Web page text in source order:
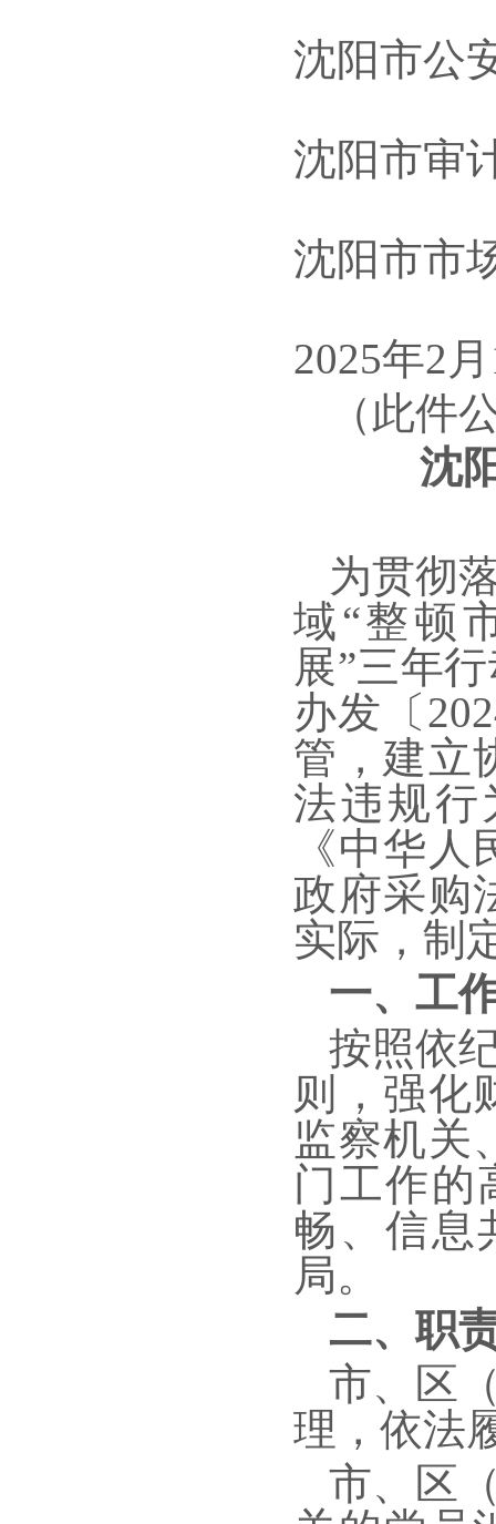
沈阳市公
沈阳市审
沈阳市市
2025年2 月
（此件
沈
为贯彻
域“整顿
展”三年
办发〔
管，建立
法违规行
《中华
政府采购
实际，制
一、工
按照依
则，强化
监察机关
门工作的
畅、信息
局。
二、职
市、区
理，依法
市、区